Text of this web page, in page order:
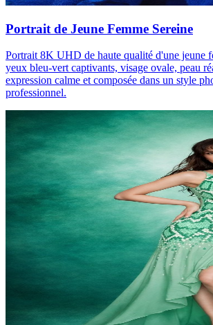
Portrait de Jeune Femme Sereine
Portrait 8K UHD de haute qualité d'une jeune
yeux bleu-vert captivants, visage ovale, peau
expression calme et composée dans un style
professionnel.